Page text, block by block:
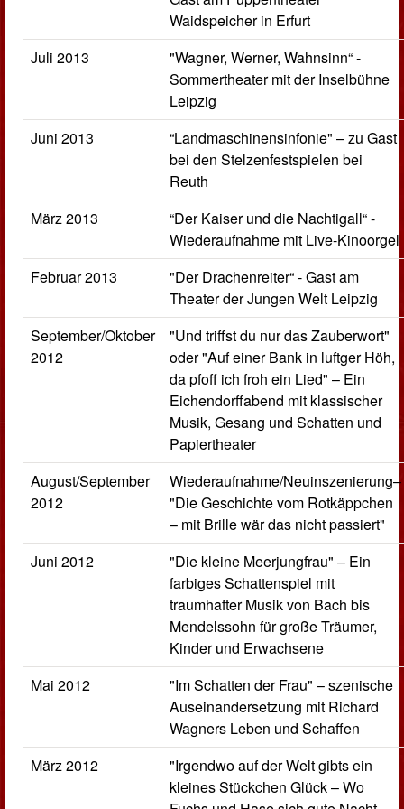
Waidspeicher in Erfurt
Juli 2013
"Wagner, Werner, Wahnsinn“ -
Sommertheater mit der Inselbühne
Leipzig
Juni 2013
“Landmaschinensinfonie" – zu Gast
bei den Stelzenfestspielen bei
Reuth
März 2013
“Der Kaiser und die Nachtigall“ -
Wiederaufnahme mit Live-Kinoorgel
Februar 2013
"Der Drachenreiter“ - Gast am
Theater der Jungen Welt Leipzig
September/Oktober
2012
"Und triffst du nur das Zauberwort"
oder "Auf einer Bank in luftger Höh,
da pfoff ich froh ein Lied" – Ein
Eichendorffabend mit klassischer
Musik, Gesang und Schatten und
Papiertheater
August/September
2012
Wiederaufnahme/Neuinszenierung–
"Die Geschichte vom Rotkäppchen
– mit Brille wär das nicht passiert"
Juni 2012
"Die kleine Meerjungfrau" – Ein
farbiges Schattenspiel mit
traumhafter Musik von Bach bis
Mendelssohn für große Träumer,
Kinder und Erwachsene
Mai 2012
"Im Schatten der Frau" – szenische
Auseinandersetzung mit Richard
Wagners Leben und Schaffen
März 2012
"Irgendwo auf der Welt gibts ein
kleines Stückchen Glück – Wo